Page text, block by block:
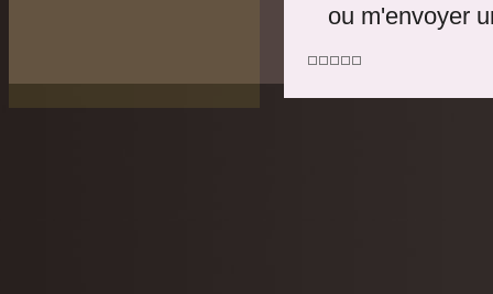
ou m'envoyer